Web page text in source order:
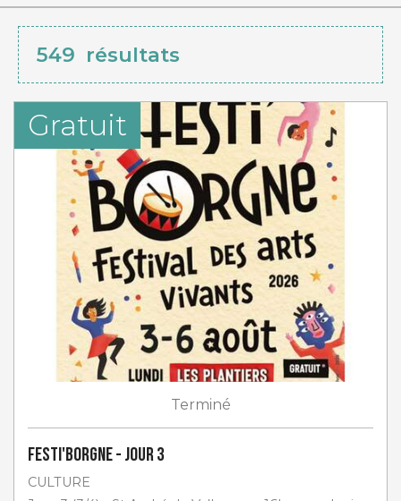
549 résultats
Gratuit
Terminé
Festi'Borgne - jour 3
CULTURE